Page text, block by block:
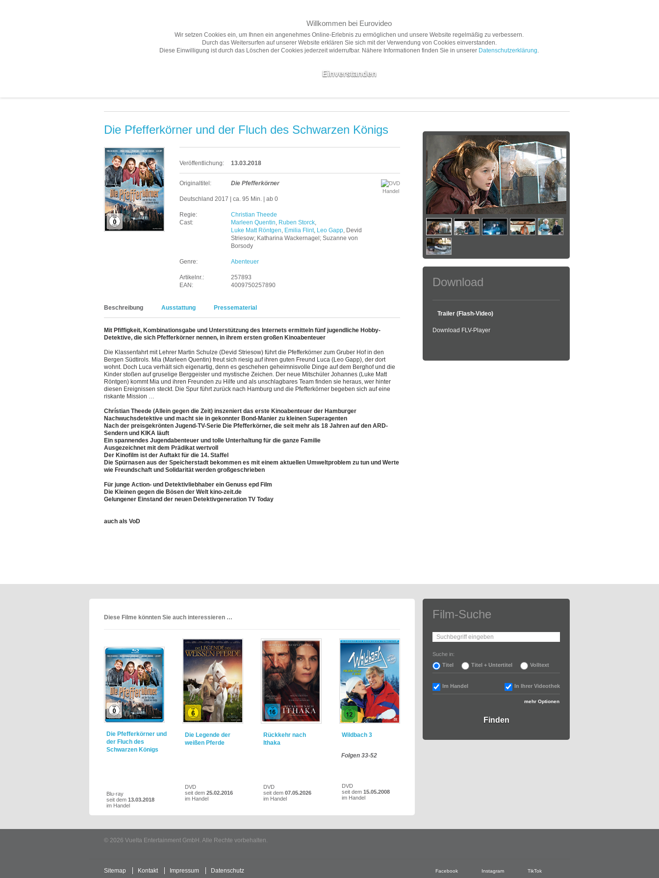
Home Filme
Die Pfefferkörner und der Fluch des Schwarzen Königs
Veröffentlichung: 13.03.2018
Handel
Originaltitel: Die Pfefferkörner
Deutschland 2017 | ca. 95 Min. | ab 0
Regie:
Christian Theede
Cast:
Marleen Quentin, Ruben Storck,
Luke Matt Röntgen, Emilia Flint, Leo Gapp, Devid
Striesow; Katharina Wackernagel; Suzanne von
Borsody
Genre: Abenteuer
Artikelnr.:
257893
EAN:
4009750257890
Beschreibung Ausstattung Pressematerial
Mit Pfiffigkeit, Kombinationsgabe und Unterstützung des Internets ermitteln fünf jugendliche Hobby-
Detektive, die sich Pfefferkörner nennen, in ihrem ersten großen Kinoabenteuer
Die Klassenfahrt mit Lehrer Martin Schulze (Devid Striesow) führt die Pfefferkörner zum Gruber Hof in den
Bergen Südtirols. Mia (Marleen Quentin) freut sich riesig auf ihren guten Freund Luca (Leo Gapp), der dort
wohnt. Doch Luca verhält sich eigenartig, denn es geschehen geheimnisvolle Dinge auf dem Berghof und die
Kinder stoßen auf gruselige Berggeister und mystische Zeichen. Der neue Mitschüler Johannes (Luke Matt
Röntgen) kommt Mia und ihren Freunden zu Hilfe und als unschlagbares Team finden sie heraus, wer hinter
diesen Ereignissen steckt. Die Spur führt zurück nach Hamburg und die Pfefferkörner begeben sich auf eine
riskante Mission …
Chrístian Theede (Allein gegen die Zeit) inszeniert das erste Kinoabenteuer der Hamburger
Nachwuchsdetektive und macht sie in gekonnter Bond-Manier zu kleinen Superagenten
Nach der preisgekrönten Jugend-TV-Serie Die Pfefferkörner, die seit mehr als 18 Jahren auf den ARD-
Sendern und KIKA läuft
Ein spannendes Jugendabenteuer und tolle Unterhaltung für die ganze Familie
Ausgezeichnet mit dem Prädikat wertvoll
Der Kinofilm ist der Auftakt für die 14. Staffel
Die Spürnasen aus der Speicherstadt bekommen es mit einem aktuellen Umweltproblem zu tun und Werte
wie Freundschaft und Solidarität werden großgeschrieben
Für junge Action- und Detektivliebhaber ein Genuss epd Film
Die Kleinen gegen die Bösen der Welt kino-zeit.de
Gelungener Einstand der neuen Detektivgeneration TV Today
auch als VoD
Download
Trailer (Flash-Video)
Download FLV-Player
Diese Filme könnten Sie auch interessieren …
Die Pfefferkörner und
der Fluch des
Schwarzen Königs
Blu-ray
seit dem 13.03.2018
im Handel
Die Legende der
weißen Pferde
DVD
seit dem 25.02.2016
im Handel
Rückkehr nach
Ithaka
DVD
seit dem 07.05.2026
im Handel
Wildbach 3
Folgen 33-52
DVD
seit dem 15.05.2008
im Handel
Film-Suche
Suche in:
Titel
Titel + Untertitel Volltext
Im Handel In Ihrer Videothek
mehr Optionen
© 2026 Vuelta Entertainment GmbH. Alle Rechte vorbehalten.
Sitemap Kontakt Impressum Datenschutz Facebook Instagram TikTok
Willkommen bei Eurovideo
Wir setzen Cookies ein, um Ihnen ein angenehmes Online-Erlebnis zu ermöglichen und unsere Website regelmäßig zu verbessern.
Durch das Weitersurfen auf unserer Website erklären Sie sich mit der Verwendung von Cookies einverstanden.
Diese Einwilligung ist durch das Löschen der Cookies jederzeit widerrufbar. Nähere Informationen finden Sie in unserer Datenschutzerklärung.
Einverstanden